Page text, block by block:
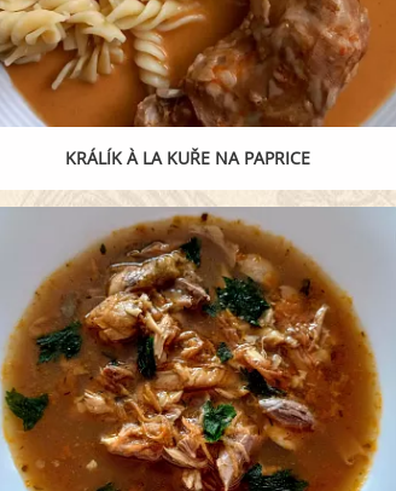
KRÁLÍK À LA KUŘE NA PAPRICE